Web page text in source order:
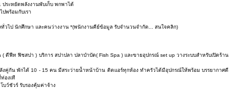
ประหยัดพลังงานพับเก็บ พกพาได้
พร้อมกับเรา
วไป นักศึกษา และคนว่างงาน *(พนักงานคีย์ข้อมูล รับจำนวนจำกัด... สนใจคลิก)
( ดีฟีท ฟิชสปา ) บริการ สปาปลา ปลาบำบัด( Fish Spa ) และขายอุปกรณ์ set up วางระบบสำหรับเปิดร้าน
งคู่กัน พักได้ 10 - 15 คน มีสระว่ายน้ำหน้าบ้าน ติดแอร์ทุกห้อง ทำครัวได้มีอุปกรณ์ให้พร้อม บรรยากาศดี
องเที
บว์ชัวร์ รับรองคุ้มค่าจ้าง